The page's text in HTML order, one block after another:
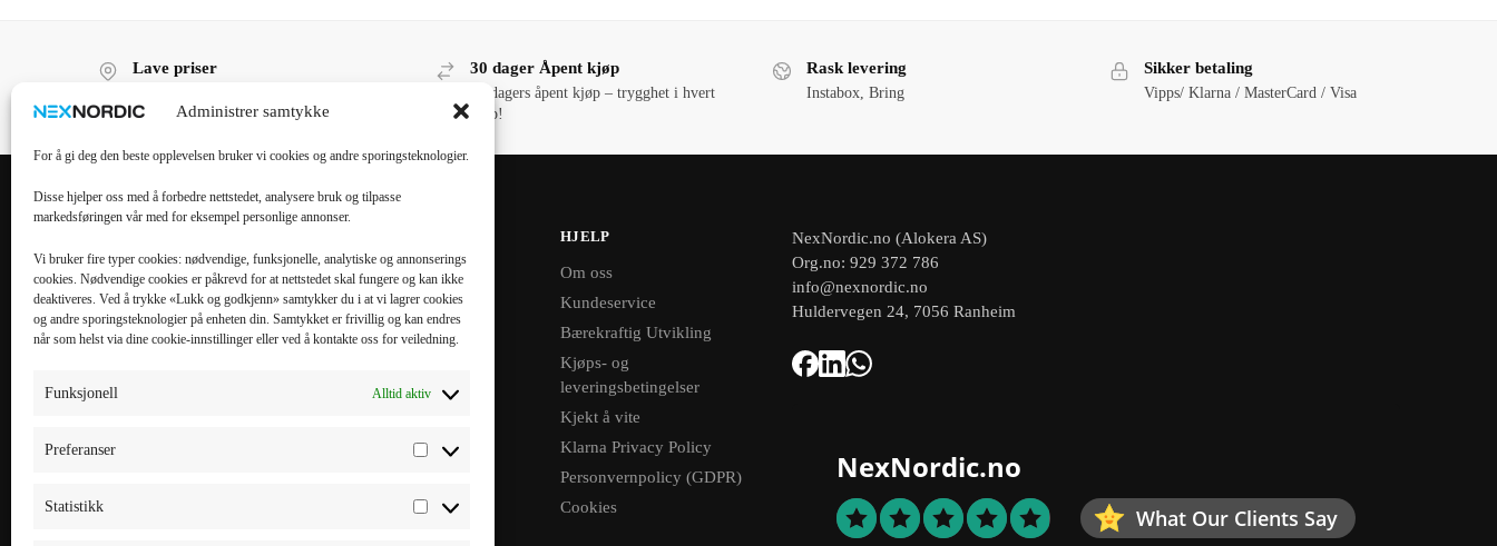
Administrer samtykke
For å gi deg den beste opplevelsen bruker vi cookies og andre sporingsteknologier.
Disse hjelper oss med å forbedre nettstedet, analysere bruk og tilpasse
markedsføringen vår med for eksempel personlige annonser.
Vi bruker fire typer cookies: nødvendige, funksjonelle, analytiske og annonserings
cookies. Nødvendige cookies er påkrevd for at nettstedet skal fungere og kan ikke
deaktiveres. Ved å trykke «Lukk og godkjenn» samtykker du i at vi lagrer cookies
og andre sporingsteknologier på enheten din. Samtykket er frivillig og kan endres
når som helst via dine cookie-innstillinger eller ved å kontakte oss for veiledning.
Funksjonell Alltid aktiv
Preferanser
Statistikk
Lave priser 30 dager Åpent kjøp
30 dagers åpent kjøp – trygghet i hvert
kjøp!
Rask levering
Instabox, Bring
Sikker betaling
Vipps/ Klarna / MasterCard / Visa
KATEGORIER
Mobiltilbehør
Tilbehør til nettbrett
Kabler & Ladere
MOBILTILBEHØR
iPhone 16 Pro Max
iPhone 16 Pro
iPhone 16
Galaxy S25 Plus
HJELP
Om oss
Kundeservice
Bærekraftig Utvikling
Kjøps- og
leveringsbetingelser
Kjekt å vite
Klarna Privacy Policy
Personvernpolicy (GDPR)
Cookies
NexNordic.no (Alokera AS)
Org.no: 929 372 786
info@nexnordic.no
Huldervegen 24, 7056 Ranheim
NexNordic.no
What Our Clients Say